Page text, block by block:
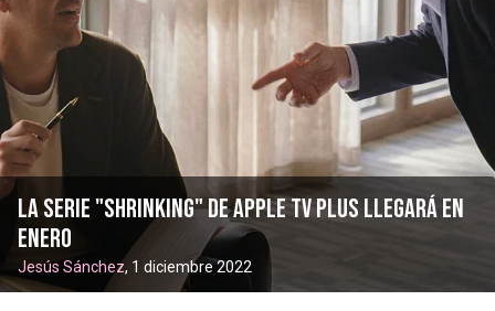
La serie "Shrinking" de Apple TV Plus llegará en
enero
Jesús Sánchez, 1 diciembre 2022